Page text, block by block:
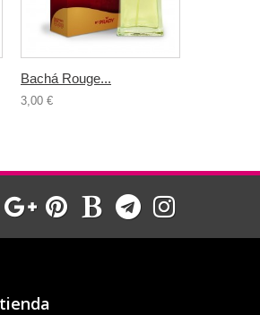
Bachá Rouge...
3,00 €